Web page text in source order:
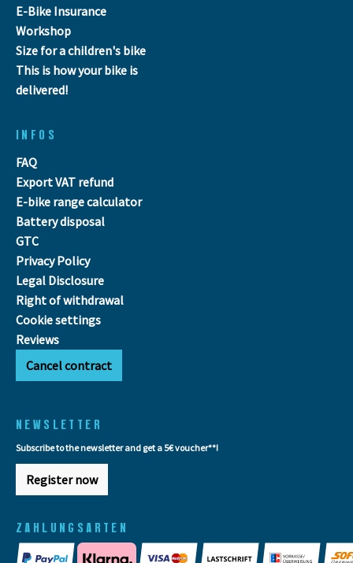
E-Bike Insurance
Workshop
Size for a children's bike
This is how your bike is
delivered!
INFOS
FAQ
Export VAT refund
E-bike range calculator
Battery disposal
GTC
Privacy Policy
Legal Disclosure
Right of withdrawal
Cookie settings
Reviews
Cancel contract
NEWSLETTER
Subscribe to the newsletter and get a 5€ voucher**!
Register now
ZAHLUNGSARTEN